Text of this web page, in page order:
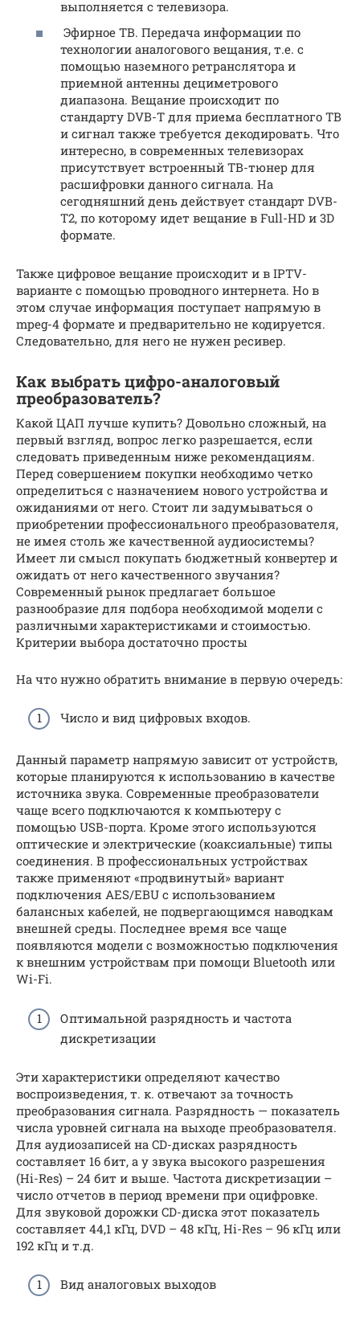
выполняется с телевизора.
Эфирное ТВ. Передача информации по
технологии аналогового вещания, т.е. с
помощью наземного ретранслятора и
приемной антенны дециметрового
диапазона. Вещание происходит по
стандарту DVB-T для приема бесплатного ТВ
и сигнал также требуется декодировать. Что
интересно, в современных телевизорах
присутствует встроенный ТВ-тюнер для
расшифровки данного сигнала. На
сегодняшний день действует стандарт DVB-
T2, по которому идет вещание в Full-HD и 3D
формате.
Также цифровое вещание происходит и в IPTV-
варианте с помощью проводного интернета. Но в
этом случае информация поступает напрямую в
mpeg-4 формате и предварительно не кодируется.
Следовательно, для него не нужен ресивер.
Как выбрать цифро-аналоговый
преобразователь?
Какой ЦАП лучше купить? Довольно сложный, на
первый взгляд, вопрос легко разрешается, если
следовать приведенным ниже рекомендациям.
Перед совершением покупки необходимо четко
определиться с назначением нового устройства и
ожиданиями от него. Стоит ли задумываться о
приобретении профессионального преобразователя,
не имея столь же качественной аудиосистемы?
Имеет ли смысл покупать бюджетный конвертер и
ожидать от него качественного звучания?
Современный рынок предлагает большое
разнообразие для подбора необходимой модели с
различными характеристиками и стоимостью.
Критерии выбора достаточно просты
На что нужно обратить внимание в первую очередь:
Число и вид цифровых входов.
Данный параметр напрямую зависит от устройств,
которые планируются к использованию в качестве
источника звука. Современные преобразователи
чаще всего подключаются к компьютеру с
помощью USB-порта. Кроме этого используются
оптические и электрические (коаксиальные) типы
соединения. В профессиональных устройствах
также применяют «продвинутый» вариант
подключения AES/EBU с использованием
балансных кабелей, не подвергающимся наводкам
внешней среды. Последнее время все чаще
появляются модели с возможностью подключения
к внешним устройствам при помощи Bluetooth или
Wi-Fi.
Оптимальной разрядность и частота
дискретизации
Эти характеристики определяют качество
воспроизведения, т. к. отвечают за точность
преобразования сигнала. Разрядность — показатель
числа уровней сигнала на выходе преобразователя.
Для аудиозаписей на CD-дисках разрядность
составляет 16 бит, а у звука высокого разрешения
(Hi-Res) – 24 бит и выше. Частота дискретизации –
число отчетов в период времени при оцифровке.
Для звуковой дорожки CD-диска этот показатель
составляет 44,1 кГц, DVD – 48 кГц, Hi-Res – 96 кГц или
192 кГц и т.д.
Вид аналоговых выходов